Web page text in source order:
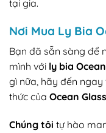
tại gia.
Nơi Mua Ly Bia
Bạn đã sẵn sàng để
mình với ly bia
gì nữa, hãy đến ngay
thức của Ocean
Chúng tôi tự hào